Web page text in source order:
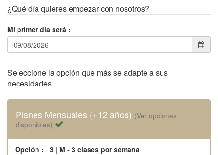
¿Qué día quieres empezar con nosotros?
Mi primer día será :
Seleccione la opción que más se adapte a sus
necesidades
Planes Mensuales (+12 años) (Ver opciones
disponibles)
Opción : 3 | M - 3 clases por semana